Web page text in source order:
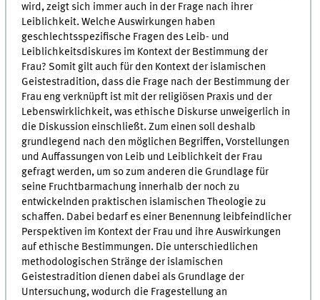
wird, zeigt sich immer auch in der Frage nach ihrer
Leiblichkeit. Welche Auswirkungen haben
geschlechtsspezifische Fragen des Leib- und
Leiblichkeitsdiskures im Kontext der Bestimmung der
Frau? Somit gilt auch für den Kontext der islamischen
Geistestradition, dass die Frage nach der Bestimmung der
Frau eng verknüpft ist mit der religiösen Praxis und der
Lebenswirklichkeit, was ethische Diskurse unweigerlich in
die Diskussion einschließt. Zum einen soll deshalb
grundlegend nach den möglichen Begriffen, Vorstellungen
und Auffassungen von Leib und Leiblichkeit der Frau
gefragt werden, um so zum anderen die Grundlage für
seine Fruchtbarmachung innerhalb der noch zu
entwickelnden praktischen islamischen Theologie zu
schaffen. Dabei bedarf es einer Benennung leibfeindlicher
Perspektiven im Kontext der Frau und ihre Auswirkungen
auf ethische Bestimmungen. Die unterschiedlichen
methodologischen Stränge der islamischen
Geistestradition dienen dabei als Grundlage der
Untersuchung, wodurch die Fragestellung an